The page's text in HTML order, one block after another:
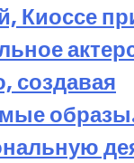
Киоссе
создавая